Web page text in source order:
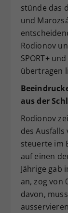
stünde das
und
Rodionov
SPORT+
übertragen
aus der
Rodionov
des
steuerte im
auf einen
Jährige gab
an, zog von
davon,